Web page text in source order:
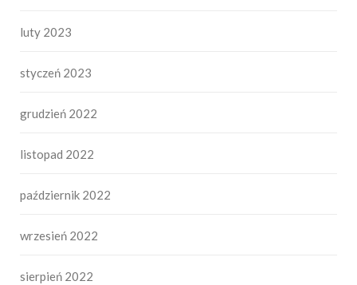
luty 2023
styczeń 2023
grudzień 2022
listopad 2022
październik 2022
wrzesień 2022
sierpień 2022